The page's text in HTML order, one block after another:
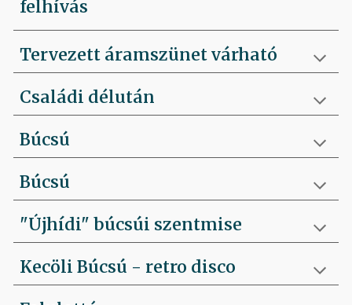
felhívás
Tervezett áramszünet várható
Családi délután
Búcsú
Búcsú
"Újhídi" búcsúi szentmise
Kecöli Búcsú - retro disco